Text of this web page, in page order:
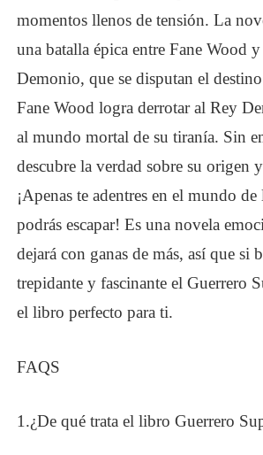
momentos llenos de tensión. La
una batalla épica entre Fane Wood
Demonio, que se disputan el
Fane Wood logra derrotar al Rey
al mundo mortal de su tiranía. Sin
descubre la verdad sobre su origen
¡Apenas te adentres en el mundo
podrás escapar! Es una novela
dejará con ganas de más, así que si
trepidante y fascinante el Guerrero
el libro perfecto para ti.
FAQS
1.¿De qué trata el libro Guerrero